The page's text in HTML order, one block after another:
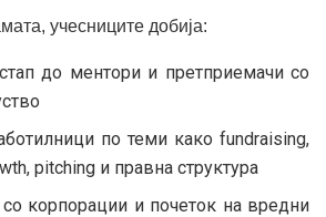
учесниците добија:
до ментори и претприемачи со
по теми како fundraising,
pitching и правна структура
корпорации и почеток на вредни